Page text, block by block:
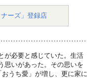
ーズ」登録店
が必要と感じていた。生活
思いがあった。その思いを
うち愛」が増し、更に家に